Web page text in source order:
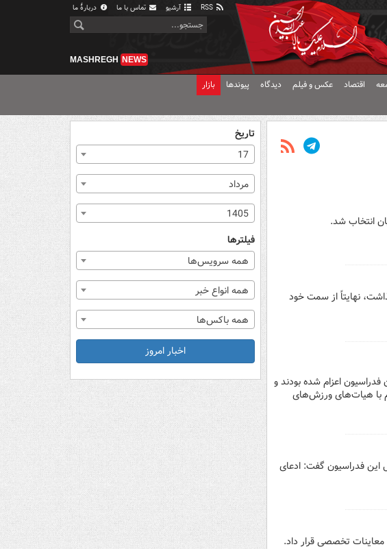
آرشیو تماس با ما دربارهٔ ما
MASHREGH NEWS
اقتصاد عکس و فیلم دیدگاه پیوندها بازار
انتخاب شد.
نهایتاً از سمت خود
اعزام شده بودند و
با هیات‌های ورزش‌های
این فدراسیون گفت: ادعای
معاینات تخصصی قرار داد.
تاریخ
17
مرداد
1405
فیلترها
همه سرویس‌ها
همه انواع خبر
همه باکس‌ها
اخبار امروز